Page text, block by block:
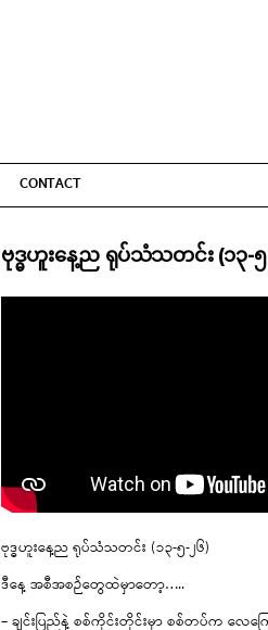
CONTACT
ဗုဒ္ဓဟူးနေ့ည ရုပ်သံသတင်း (၁၃-
ဗုဒ္ဓဟူးနေ့ည ရုပ်သံသတင်း (၁၃-၅-၂၆)
ဒီနေ့ အစီအစဉ်တွေထဲမှာတော့…..
– ချင်းပြည်နဲ့ စစ်ကိုင်းတိုင်းမှာ စစ်တပ်က လေက